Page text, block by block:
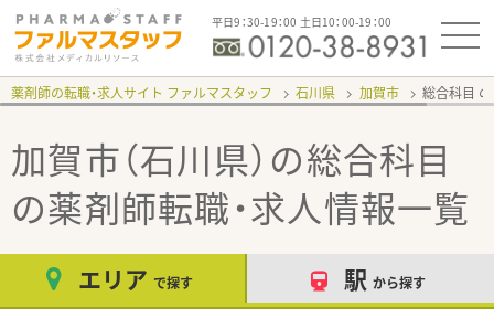
平日9：30-19：00 土日10：00-19：00
薬剤師の転職・求人サイト ファルマスタッフ 石川県 加賀市 総合科目
加賀市（石川県）の総合科目
の薬剤師転職・求人情報一覧
エリア で探す 駅 から探す